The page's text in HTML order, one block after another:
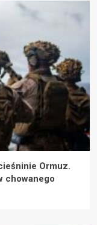
Ormuz.
chowanego